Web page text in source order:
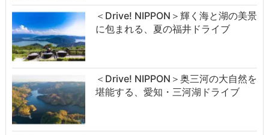
＜Drive! NIPPON＞輝く海と湖の美景
に包まれる、夏の福井ドライブ
＜Drive! NIPPON＞奥三河の大自然を
堪能する、愛知・三河湖ドライブ